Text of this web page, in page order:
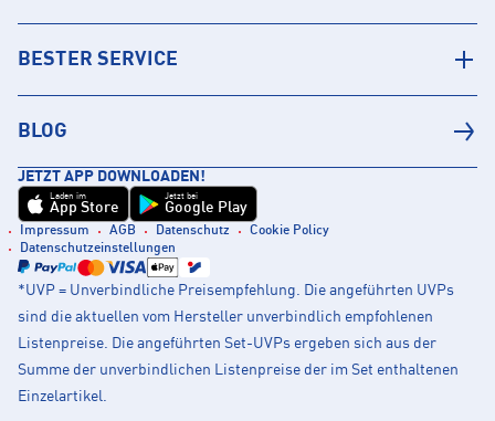
BESTER SERVICE
BLOG
JETZT APP DOWNLOADEN!
Laden im
App Store
Jetzt bei
Google Play
Impressum AGB Datenschutz
Cookie Policy
Datenschutzeinstellungen
*UVP = Unverbindliche Preisempfehlung. Die angeführten UVPs
sind die aktuellen vom Hersteller unverbindlich empfohlenen
Listenpreise. Die angeführten Set-UVPs ergeben sich aus der
Summe der unverbindlichen Listenpreise der im Set enthaltenen
Einzelartikel.